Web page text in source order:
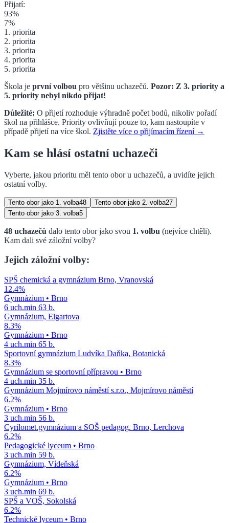
Přijatí:
93%
7%
1. priorita
2. priorita
3. priorita
4. priorita
5. priorita
Škola je první volbou pro většinu uchazečů. Pozor: Z 3. priority a
5. priority nebyl nikdo přijat!
Důležité: O přijetí rozhoduje výhradně počet bodů, nikoliv pořadí
škol na přihlášce. Priority ovlivňují pouze to, kam nastoupíte v
případě přijetí na více škol. Zjistěte více o přijímacím řízení →
Kam se hlásí ostatní uchazeči
Vyberte, jakou prioritu měl tento obor u uchazečů, a uvidíte jejich
ostatní volby.
Tento obor jako 1. volba48 Tento obor jako 2. volba27
Tento obor jako 3. volba5
48 uchazečů dalo tento obor jako svou 1. volbu (nejvíce chtěli).
Kam dali své záložní volby?
Jejich záložní volby:
SPŠ chemická a gymnázium Brno, Vranovská
12.4%
Gymnázium • Brno
6 uch.min 63 b.
Gymnázium, Elgartova
8.3%
Gymnázium • Brno
4 uch.min 65 b.
Sportovní gymnázium Ludvíka Daňka, Botanická
8.3%
Gymnázium se sportovní přípravou • Brno
4 uch.min 35 b.
Gymnázium Mojmírovo náměstí s.r.o., Mojmírovo náměstí
6.2%
Gymnázium • Brno
3 uch.min 56 b.
Cyrilomet.gymnázium a SOŠ pedagog. Brno, Lerchova
6.2%
Pedagogické lyceum • Brno
3 uch.min 59 b.
Gymnázium, Vídeňská
6.2%
Gymnázium • Brno
3 uch.min 69 b.
SPŠ a VOŠ, Sokolská
6.2%
Technické lyceum • Brno